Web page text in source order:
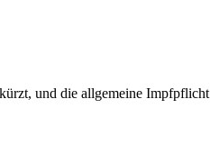
und die allgemeine Impfpflicht